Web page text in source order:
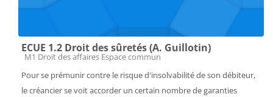
ECUE 1.2 Droit des sûretés (A. Guillotin)
Catégorie de cours
M1 Droit des affaires Espace commun
Pour se prémunir contre le risque d'insolvabilité de son débiteur,
le créancier se voit accorder un certain nombre de garanties